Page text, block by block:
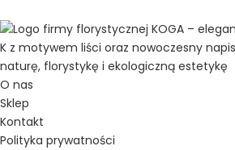
O nas
Sklep
Kontakt
Polityka prywatności